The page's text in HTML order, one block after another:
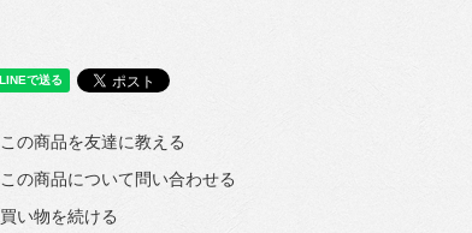
この商品を友達に教える
この商品について問い合わせる
買い物を続ける